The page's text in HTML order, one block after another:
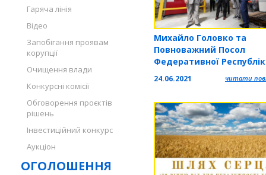
Гаряча лінія
Відео
Запобігання проявам
корупції
Очищення влади
Конкурсні комісії
Обговорення проєктів
рішень
Інвестиційний конкурс
Аукціон
ОГОЛОШЕННЯ
Михайло Головко та
Повноважний Посол
Федеративної
Андраде Мелло Рапеста
«Шредер»
24.06.2021 читати